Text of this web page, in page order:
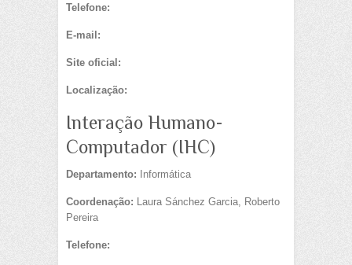
Telefone:
E-mail:
Site oficial:
Localização:
Interação Humano-
Computador (IHC)
Departamento: Informática
Coordenação: Laura Sánchez Garcia, Roberto
Pereira
Telefone: